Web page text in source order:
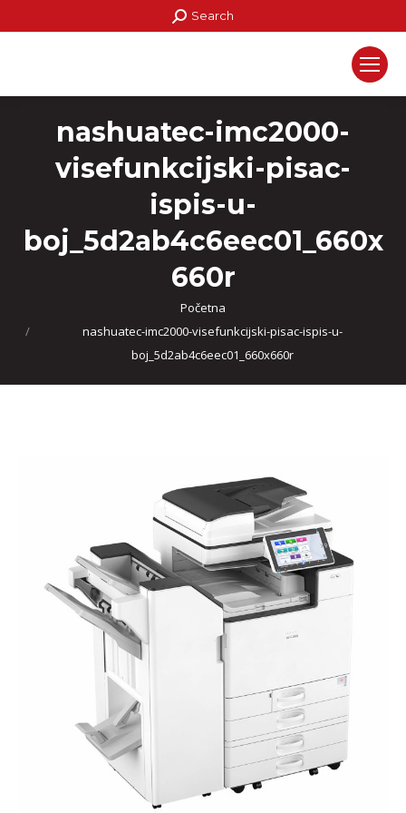
Search:
Search
nashuatec-imc2000-
visefunkcijski-pisac-
ispis-u-
boj_5d2ab4c6eec01_660x
660r
Početna
nashuatec-imc2000-visefunkcijski-pisac-ispis-u-
boj_5d2ab4c6eec01_660x660r